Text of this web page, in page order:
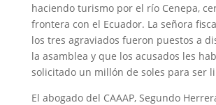
haciendo turismo por el río Cenepa,
frontera con el Ecuador. La señora
los tres agraviados fueron puestos a
la asamblea y que los acusados les
solicitado un millón de soles para ser
El abogado del CAAAP, Segundo